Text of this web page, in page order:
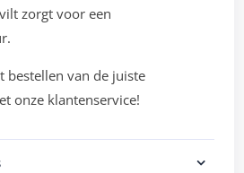
zorgt voor een
bestellen van de juiste
onze klantenservice!